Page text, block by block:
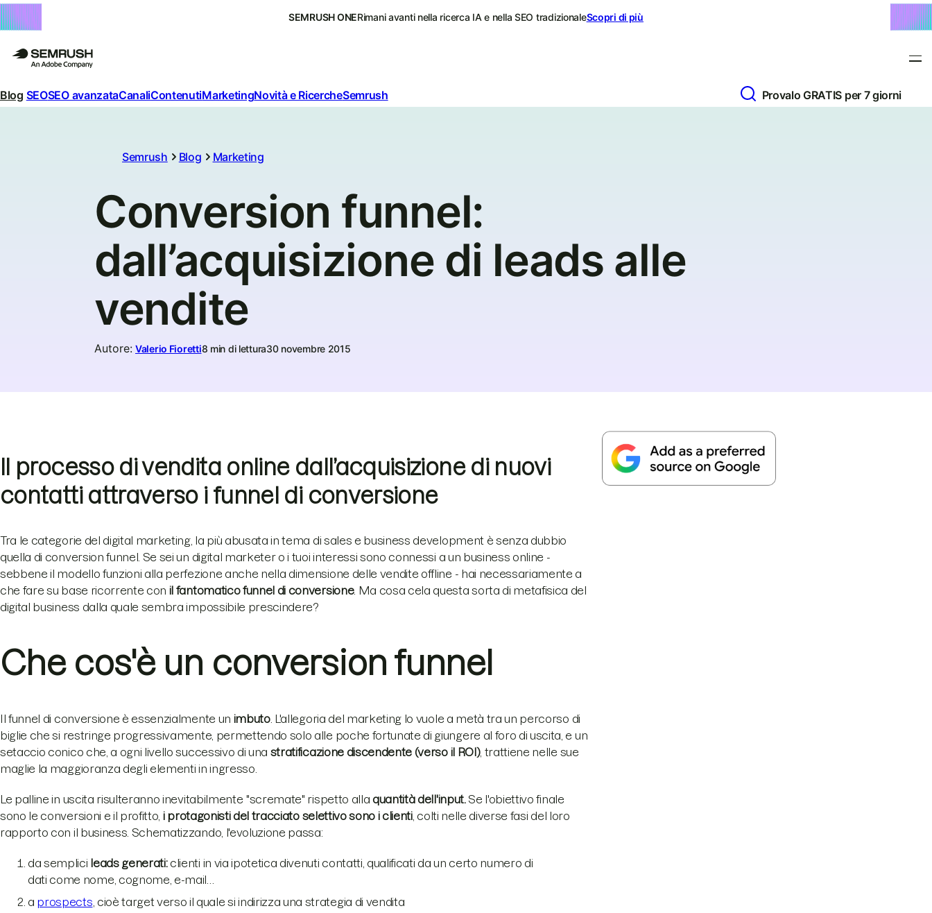
SEMRUSH ONERimani avanti nella ricerca IA e nella SEO tradizionaleScopri di più
Blog SEOSEO avanzataCanaliContenutiMarketingNovità e RicercheSemrush Provalo GRATIS per 7 giorni
Semrush Blog Marketing
Conversion funnel:
dall’acquisizione di leads alle
vendite
Autore: Valerio Fioretti8 min di lettura30 novembre 2015
Il processo di vendita online dall’acquisizione di nuovi
contatti attraverso i funnel di conversione
Tra le categorie del digital marketing, la più abusata in tema di sales e business development è senza dubbio
quella di conversion funnel. Se sei un digital marketer o i tuoi interessi sono connessi a un business online -
sebbene il modello funzioni alla perfezione anche nella dimensione delle vendite offline - hai necessariamente a
che fare su base ricorrente con il fantomatico funnel di conversione. Ma cosa cela questa sorta di metafisica del
digital business dalla quale sembra impossibile prescindere?
Che cos'è un conversion funnel
Il funnel di conversione è essenzialmente un imbuto. L'allegoria del marketing lo vuole a metà tra un percorso di
biglie che si restringe progressivamente, permettendo solo alle poche fortunate di giungere al foro di uscita, e un
setaccio conico che, a ogni livello successivo di una stratificazione discendente (verso il ROI), trattiene nelle sue
maglie la maggioranza degli elementi in ingresso.
Le palline in uscita risulteranno inevitabilmente "scremate" rispetto alla quantità dell'input.Se l'obiettivo finale
sono le conversioni e il profitto, i protagonisti del tracciato selettivo sono i clienti, colti nelle diverse fasi del loro
rapporto con il business. Schematizzando, l'evoluzione passa:
da semplici leads generati:clienti in via ipotetica divenuti contatti, qualificati da un certo numero di
dati come nome, cognome, e-mail…
a prospects , cioè target verso il quale si indirizza una strategia di vendita